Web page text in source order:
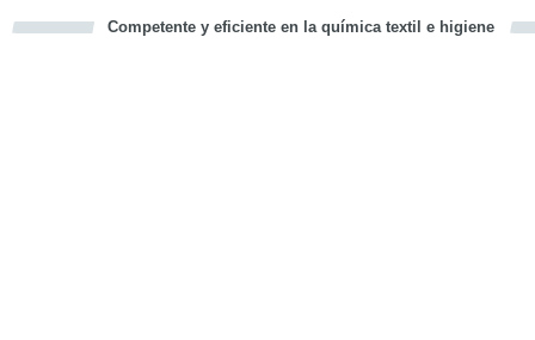
Competente y eficiente en la química textil e higiene